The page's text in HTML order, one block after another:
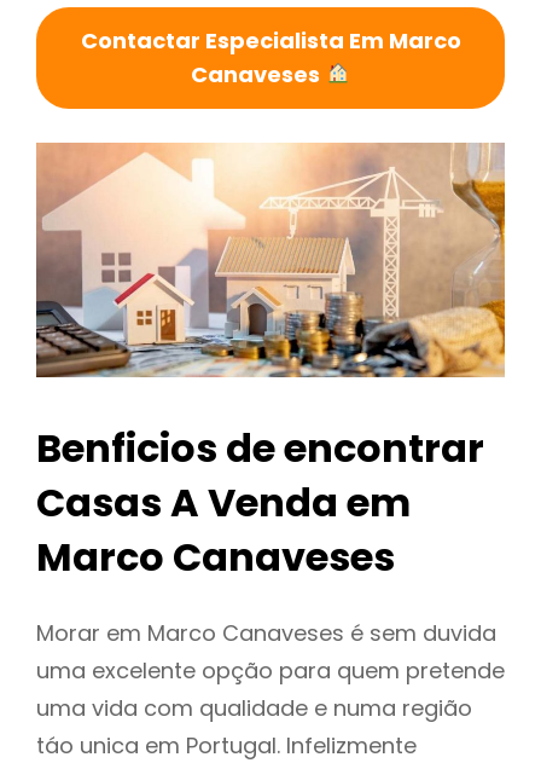
Contactar Especialista Em Marco
Canaveses
Benficios de encontrar
Casas A Venda em
Marco Canaveses
Morar em Marco Canaveses é sem duvida
uma excelente opção para quem pretende
uma vida com qualidade e numa região
táo unica em Portugal. Infelizmente